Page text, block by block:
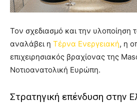
Τον σχεδιασμό και την υλοποίηση
αναλάβει η Τέρνα Ενεργειακή, η
επιχειρησιακός βραχίονας της
Νοτιοανατολική Ευρώπη.
Στρατηγική επένδυση στην